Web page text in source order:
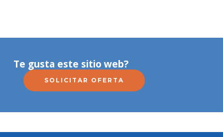
Te gusta este sitio web?
SOLICITAR OFERTA